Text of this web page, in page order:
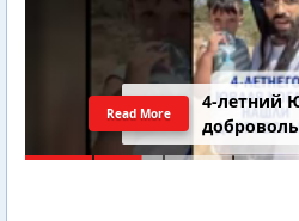
4-летний
Read More